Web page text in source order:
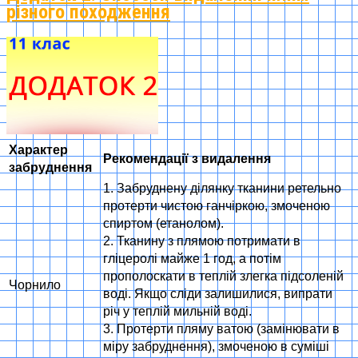
різного походження
Характер
забруднення
Рекомендації з видалення
Чорнило
1. Забруднену ділянку тканини ретельно
протерти чистою ганчіркою, змоченою
спиртом (етанолом).
2. Тканину з плямою потримати в
гліцеролі майже 1 год, а потім
прополоскати в теплій злегка підсоленій
воді. Якщо сліди залишилися, випрати
річ у теплій мильній воді.
3. Протерти пляму ватою (замінювати в
міру забруднення), змоченою в суміші